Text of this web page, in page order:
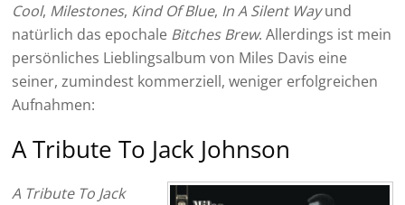
Cool, Milestones, Kind Of Blue, In A Silent Wayund
natürlich das epochale Bitches Brew. Allerdings ist mein
persönliches Lieblingsalbum von Miles Davis eine
seiner, zumindest kommerziell, weniger erfolgreichen
Aufnahmen:
A Tribute To Jack Johnson
A Tribute To Jack